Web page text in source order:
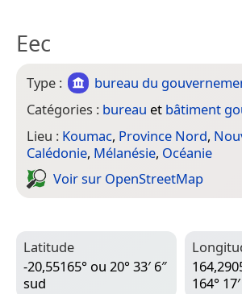
Eec
Type :
bureau du
Catégories : bureau et bâtiment
Lieu : Koumac, Province Nord,
Calédonie, Mélanésie, Océanie
Voir sur Open­Street­Map
Latitude
-20,55165° ou 20° 33′ 6″
sud
164°